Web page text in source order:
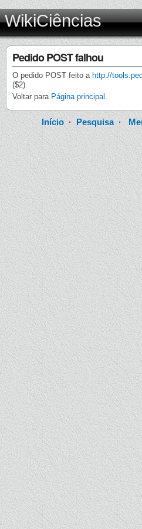
WikiCiências
Pedido POST falhou
O pedido POST feito a http://
($2).
Voltar para Página principal .
Início·Pesquisa·